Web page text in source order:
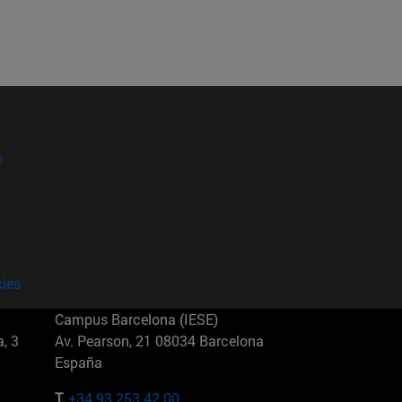
3
Campus Barcelona (IESE)
Av. Pearson, 21 08034 Barcelona
España
T. +34 93 253 42 00